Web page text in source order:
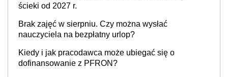
ścieki od 2027 r.
Brak zajęć w sierpniu. Czy można wysłać
nauczyciela na bezpłatny urlop?
Kiedy i jak pracodawca może ubiegać się o
dofinansowanie z PFRON?